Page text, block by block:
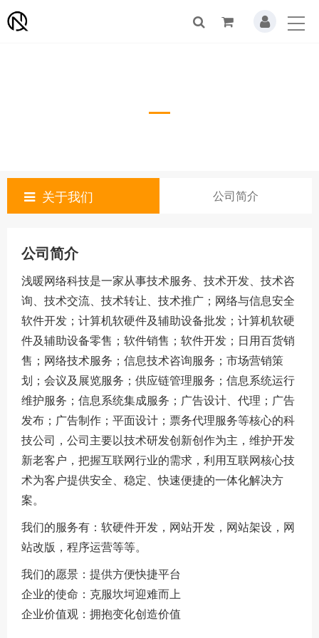
关于我们 公司简介
公司简介
浅暖网络科技是一家从事技术服务、技术开发、技术咨
询、技术交流、技术转让、技术推广；网络与信息安全
软件开发；计算机软硬件及辅助设备批发；计算机软硬
件及辅助设备零售；软件销售；软件开发；日用百货销
售；网络技术服务；信息技术咨询服务；市场营销策
划；会议及展览服务；供应链管理服务；信息系统运行
维护服务；信息系统集成服务；广告设计、代理；广告
发布；广告制作；平面设计；票务代理服务等核心的科
技公司，公司主要以技术研发创新创作为主，维护开发
新老客户，把握互联网行业的需求，利用互联网核心技
术为客户提供安全、稳定、快速便捷的一体化解决方
案。
我们的服务有：软硬件开发，网站开发，网站架设，网
站改版，程序运营等等。
我们的愿景：提供方便快捷平台
企业的使命：克服坎坷迎难而上
企业价值观：拥抱变化创造价值